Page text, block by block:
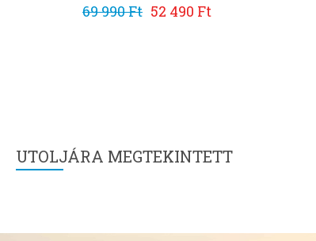
69 990 Ft 52 490 Ft
UTOLJÁRA MEGTEKINTETT